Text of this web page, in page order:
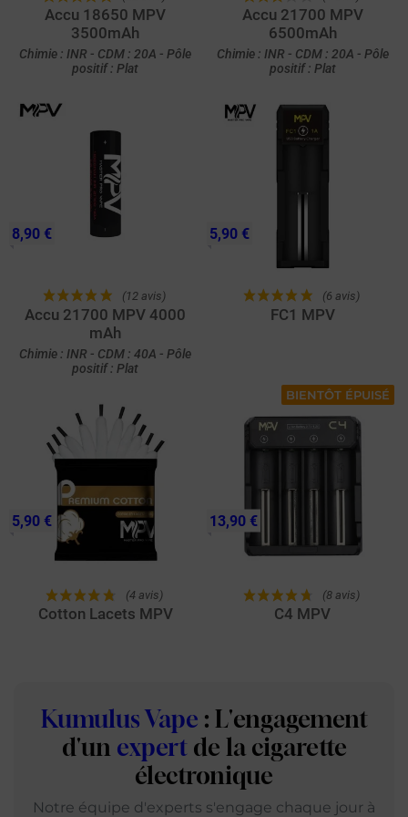
Accu 18650 MPV
3500mAh
Chimie : INR - CDM : 20A - Pôle
positif : Plat
Accu 21700 MPV
6500mAh
Chimie : INR - CDM : 20A - Pôle
positif : Plat
(12 avis)
Accu 21700 MPV 4000
mAh
Chimie : INR - CDM : 40A - Pôle
positif : Plat
8,90 €
(6 avis)
FC1 MPV
5,90 €
(4 avis)
Cotton Lacets MPV
5,90 €
BIENTÔT ÉPUISÉ
(8 avis)
C4 MPV
13,90 €
Kumulus Vape : L'engagement
d'un expert de la cigarette
électronique
Notre équipe d'experts s'engage chaque jour à